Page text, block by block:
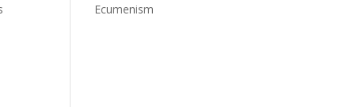
Ecumenism